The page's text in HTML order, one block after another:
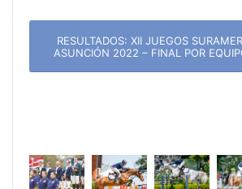
RESULTADOS: XII JUEGOS
ASUNCIÓN 2022 – FINAL POR